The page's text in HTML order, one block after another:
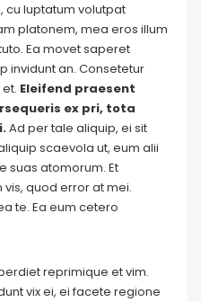
cu luptatum volutpat
platonem, mea eros illum
Ea movet saperet
invidunt an. Consetetur
Eleifend praesent
ex pri, tota
Ad per tale aliquip, ei sit
scaevola ut, eum alii
suas atomorum. Et
quod error at mei.
te. Ea eum cetero
reprimique et vim.
vix ei, ei facete regione